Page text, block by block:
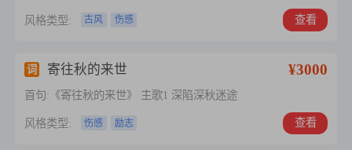
风格类型: 古风 伤感 查看
词 寄往秋的来世 ¥3000
首句:《寄往秋的来世》 主歌1 深陷深秋迷途
风格类型: 伤感 励志 查看